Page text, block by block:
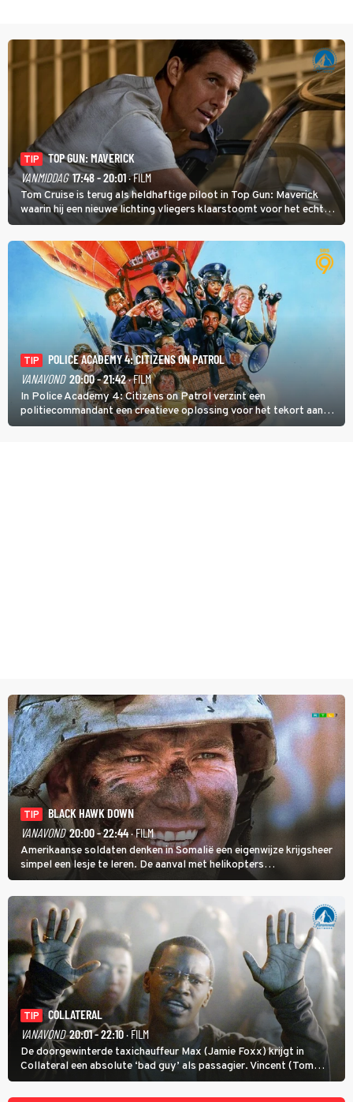
TIP
TOP GUN: MAVERICK
VANMIDDAG 17:48 - 20:01· FILM
Tom Cruise is terug als heldhaftige piloot in Top Gun: Maverick
waarin hij een nieuwe lichting vliegers klaarstoomt voor het echte
werk.
TIP
POLICE ACADEMY 4: CITIZENS ON PATROL
VANAVOND 20:00 - 21:42· FILM
In Police Academy 4: Citizens on Patrol verzint een
politiecommandant een creatieve oplossing voor het tekort aan
agenten.
TIP
BLACK HAWK DOWN
VANAVOND 20:00 - 22:44· FILM
Amerikaanse soldaten denken in Somalië een eigenwijze krijgsheer
simpel een lesje te leren. De aanval met helikopters
verloopt in Black Hawk down dramatisch.
TIP
COLLATERAL
VANAVOND 20:01 - 22:10· FILM
De doorgewinterde taxichauffeur Max (Jamie Foxx) krijgt in
Collateral een absolute ‘bad guy’ als passagier. Vincent (Tom
Cruise) heeft hem nodig om hem de stad door te loodsen om een
wel heel lugubere reden.